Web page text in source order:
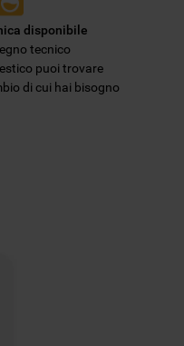
disponibile
tecnico
puoi trovare
di cui hai bisogno